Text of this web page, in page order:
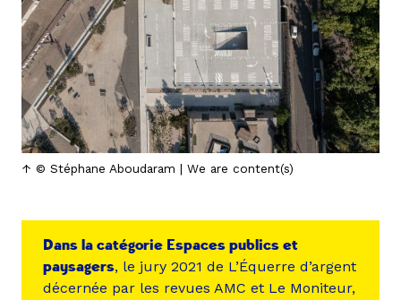
© Stéphane Aboudaram | We are content(s)
Dans la catégorie Espaces publics et
paysagers, le jury 2021 de L’Équerre d’argent
décernée par les revues AMC et Le Moniteur,